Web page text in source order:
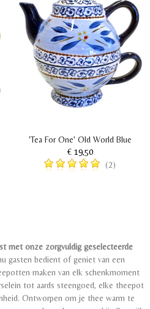
'Tea For One' Old World Blue
€ 19,50
(2)
met onze zorgvuldig geselecteerde
gasten bedient of geniet van een
maken van elk schenkmoment
tot aards steengoed, elke theepot
Ontworpen om je thee warm te